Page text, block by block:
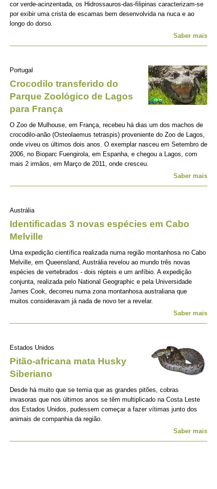
cor verde-acinzentada, os Hidrossauros-das-filipinas caracterizam-se
por exibir uma crista de escamas bem desenvolvida na nuca e ao
longo do dorso.
Saber mais
Portugal
Crocodilo transferido do
Parque Zoológico de Lagos
para França
O Zoo de Mulhouse, em França, recebeu há dias um dos machos de
crocodilo-anão (Osteolaemus tetraspis) proveniente do Zoo de Lagos,
onde viveu os últimos dois anos. O exemplar nasceu em Setembro de
2006, no Bioparc Fuengirola, em Espanha, e chegou a Lagos, com
mais 2 irmãos, em Março de 2011, onde cresceu.
Saber mais
Austrália
Identificadas 3 novas espécies em Cabo
Melville
Uma expedição científica realizada numa região montanhosa no Cabo
Melville, em Queensland, Austrália revelou ao mundo três novas
espécies de vertebrados - dois répteis e um anfíbio. A expedição
conjunta, realizada pelo National Geographic e pela Universidade
James Cook, decorreu numa zona montanhosa australiana que
muitos consideravam já nada de novo ter a revelar.
Saber mais
Estados Unidos
Pitão-africana mata Husky
Siberiano
Desde há muito que se temia que as grandes pitões, cobras
invasoras que nos últimos anos se têm multiplicado na Costa Leste
dos Estados Unidos, pudessem começar a fazer vítimas junto dos
animais de companhia da região.
Saber mais